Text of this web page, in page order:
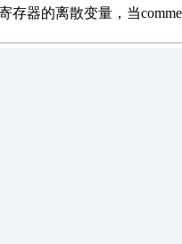
存器的离散变量，当